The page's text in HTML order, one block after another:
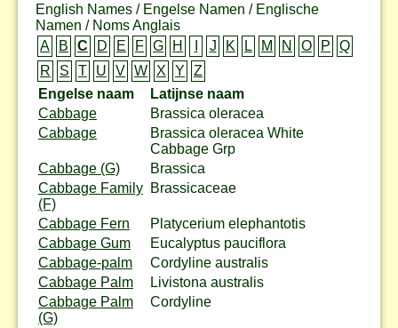
English Names / Engelse Namen / Englische
Namen / Noms Anglais
A
B C D E F G H J K L M N O P
Q
R
S T U V W X Y
Z
Engelse naam
Latijnse naam
Cabbage
Brassica oleracea
Cabbage
Brassica oleracea White
Cabbage Grp
Cabbage (G)
Brassica
Cabbage Family
(F)
Brassicaceae
Cabbage Fern
Platycerium elephantotis
Cabbage Gum
Eucalyptus pauciflora
Cabbage-palm
Cordyline australis
Cabbage Palm
Livistona australis
Cabbage Palm
(G)
Cordyline